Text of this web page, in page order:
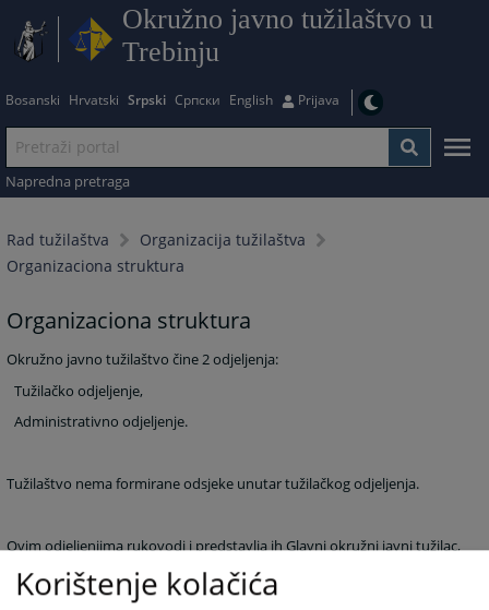
Okružno javno tužilaštvo u
Trebinju
Bosanski Hrvatski Srpski Српски English Prijava
Napredna pretraga
Rad tužilaštva
Organizacija tužilaštva
Organizaciona struktura
Organizaciona struktura
Okružno javno tužilaštvo čine 2 odjeljenja:
Tužilačko odjeljenje,
Administrativno odjeljenje.
Tužilaštvo nema formirane odsjeke unutar tužilačkog odjeljenja.
Ovim odjeljenjima rukovodi i predstavlja ih Glavni okružni javni tužilac,
a u odsustvu Glavnog okružnog javnog tužioca zamjenjuje ga
zamjenik glavnog okružnog javnog tužioca.
Korištenje kolačića